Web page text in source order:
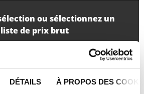
DÉTAILS À PROPOS DES
ou sélectionnez un
de prix brut
unité: